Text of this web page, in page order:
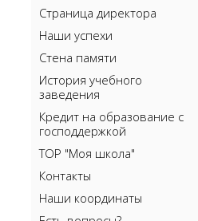
Страница директора
Наши успехи
Стена памяти
История учебного
заведения
Кредит на образование с
господдержкой
ТОР "Моя школа"
Контакты
Наши координаты